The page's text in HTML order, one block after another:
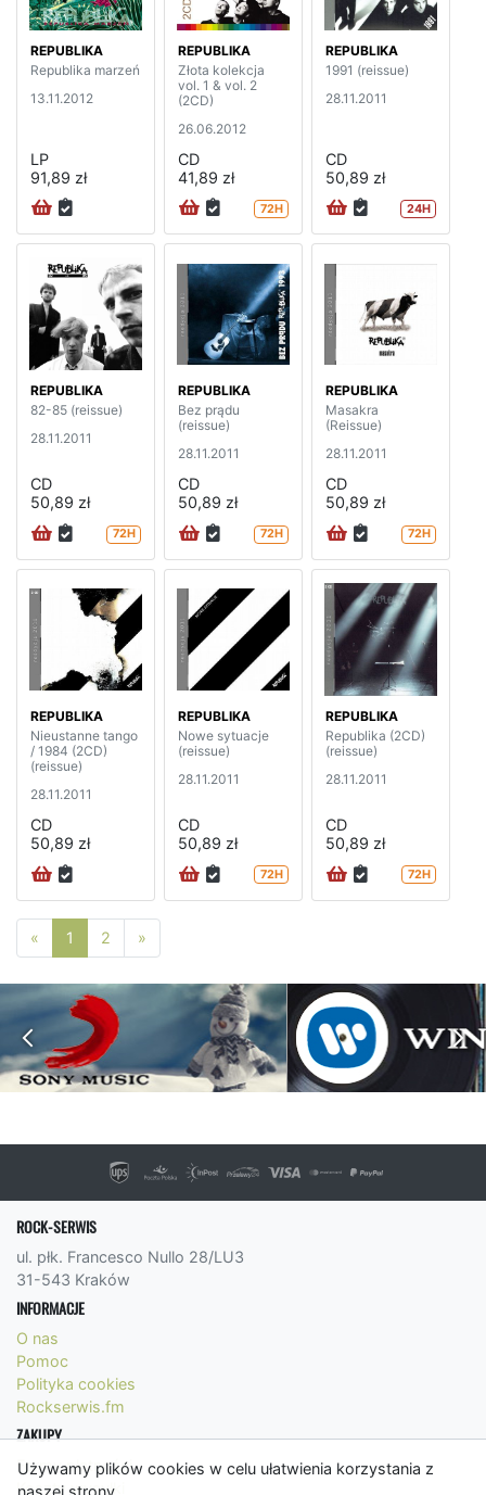
Używamy plików cookies w celu ułatwienia korzystania z
naszej strony.
REPUBLIKA
Republika marzeń
13.11.2012
LP
91,89 zł
REPUBLIKA
Złota kolekcja
vol. 1 & vol. 2
(2CD)
26.06.2012
CD
41,89 zł
72H
REPUBLIKA
1991 (reissue)
28.11.2011
CD
50,89 zł
24H
REPUBLIKA
82-85 (reissue)
28.11.2011
CD
50,89 zł
72H
REPUBLIKA
Bez prądu
(reissue)
28.11.2011
CD
50,89 zł
72H
REPUBLIKA
Masakra
(Reissue)
28.11.2011
CD
50,89 zł
72H
REPUBLIKA
Nieustanne tango
/ 1984 (2CD)
(reissue)
28.11.2011
CD
50,89 zł
REPUBLIKA
Nowe sytuacje
(reissue)
28.11.2011
CD
50,89 zł
72H
REPUBLIKA
Republika (2CD)
(reissue)
28.11.2011
CD
50,89 zł
72H
« Poprzednia strona
1 2 »
ROCK-SERWIS
ul. płk. Francesco Nullo 28/LU3
31-543 Kraków
INFORMACJE
O nas
Pomoc
Polityka cookies
Rockserwis.fm
ZAKUPY
Formy płatności
Koszty wysyłki